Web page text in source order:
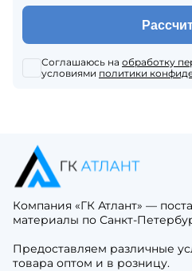
Соглашаюсь на обработку
условиями политики
Компания «ГК Атлант» —
материалы по Санкт-
Предоставляем различные
товара оптом и в розницу.